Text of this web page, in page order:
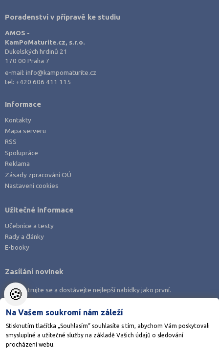
Poradenství v přípravě ke studiu
AMOS -
KamPoMaturite.cz, s.r.o.
Dukelských hrdinů 21
170 00 Praha 7
e-mail:info@kampomaturite.cz
tel: +420 606 411 115
Informace
Kontakty
Mapa serveru
RSS
Spolupráce
Reklama
Zásady zpracování OÚ
Nastavení cookies
Stáhněte si aplikaci Adresář škol
Užitečné informace
Učebnice a testy
Rady a články
E-booky
Zasílání novinek
Zaregistrujte se a dostávejte nejlepší nabídky jako první.
🍪
Na Vašem soukromí nám záleží
Stisknutím tlačítka „Souhlasím“ souhlasíte s tím, abychom Vám poskytovali
smysluplné a užitečné služby na základě Vašich údajů o sledování
procházení webu.